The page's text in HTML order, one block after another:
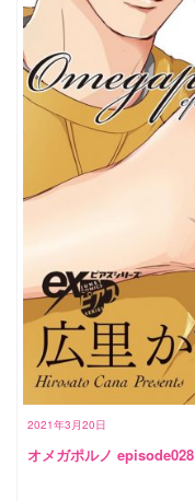
2021年3月20日
オメガポルノ episode028